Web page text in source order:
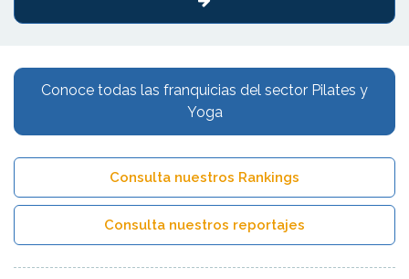
Conoce todas las franquicias del sector Pilates y
Yoga
Consulta nuestros Rankings
Consulta nuestros reportajes